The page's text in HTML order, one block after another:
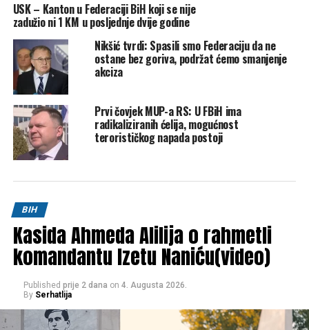
Mail
POVEZANE TEME: FEDERACIJA BIH PROSJEČNA PLAĆA
UP NEXT
Danas paklene vrućine u BiH, temperature do 42
stepena!
DON'T MISS
UIOBiH potpisala ugovor s firmom Dodikovog kuma za
USK – Kanton u Federaciji BiH koji se nije
zadužio ni 1 KM u posljednje dvije godine
Nikšić tvrdi: Spasili smo Federaciju da ne
ostane bez goriva, podržat ćemo smanjenje
akciza
Prvi čovjek MUP-a RS: U FBiH ima
radikaliziranih ćelija, mogućnost
terorističkog napada postoji
BIH
Kasida Ahmeda Alilija o rahmetli
komandantu Izetu Naniću(video)
Published prije 2 dana on 4. Augusta 2026.
By Serhatlija